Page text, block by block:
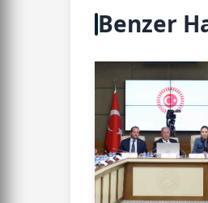
Benzer